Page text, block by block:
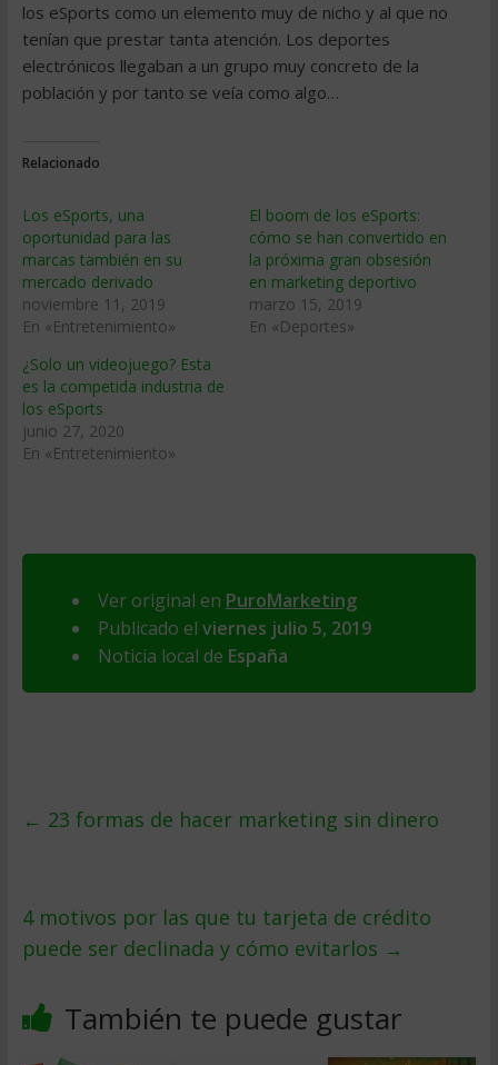
los eSports como un elemento muy de nicho y al que no
tenían que prestar tanta atención. Los deportes
electrónicos llegaban a un grupo muy concreto de la
población y por tanto se veía como algo…
Relacionado
Los eSports, una
oportunidad para las
marcas también en su
mercado derivado
noviembre 11, 2019
En «Entretenimiento»
El boom de los eSports:
cómo se han convertido en
la próxima gran obsesión
en marketing deportivo
marzo 15, 2019
En «Deportes»
¿Solo un videojuego? Esta
es la competida industria de
los eSports
junio 27, 2020
En «Entretenimiento»
Ver original en PuroMarketing
Publicado el viernes julio 5, 2019
Noticia local de España
← 23 formas de hacer marketing sin dinero
4 motivos por las que tu tarjeta de crédito
puede ser declinada y cómo evitarlos →
También te puede gustar